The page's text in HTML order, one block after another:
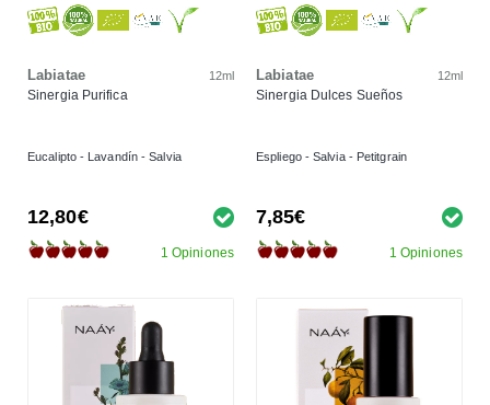
Labiatae 12ml
Sinergia Purifica
Eucalipto - Lavandín - Salvia
12,80€
1 Opiniones
Labiatae 12ml
Sinergia Dulces Sueños
Espliego - Salvia - Petitgrain
7,85€
1 Opiniones